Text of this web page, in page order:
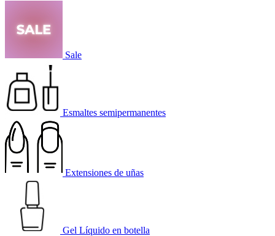
Sale
Esmaltes semipermanentes
Extensiones de uñas
Gel Líquido en botella